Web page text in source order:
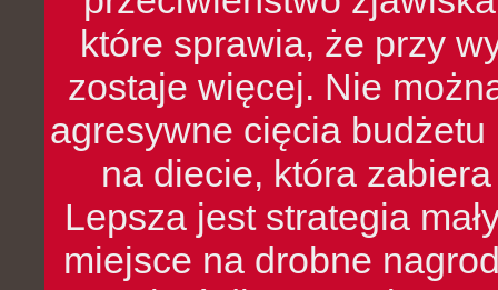
które sprawia, że przy
zostaje więcej. Nie
agresywne cięcia
na diecie, która
Lepsza jest strategia
miejsce na drobne